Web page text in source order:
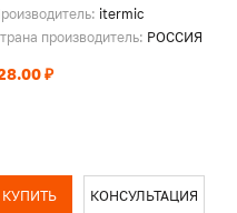
itermic
производитель: РОССИЯ
₽
КУПИТЬ КОНСУЛЬТАЦИЯ